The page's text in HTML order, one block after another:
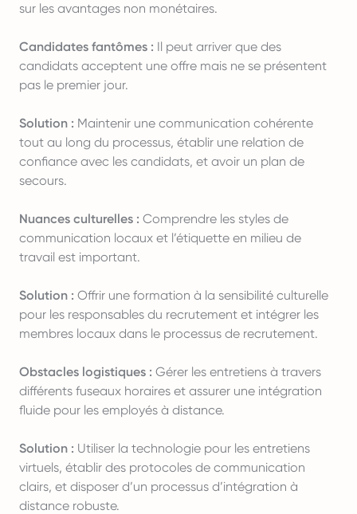
sur les avantages non monétaires.
Candidates fantômes : Il peut arriver que des
candidats acceptent une offre mais ne se présentent
pas le premier jour.
Solution : Maintenir une communication cohérente
tout au long du processus, établir une relation de
confiance avec les candidats, et avoir un plan de
secours.
Nuances culturelles : Comprendre les styles de
communication locaux et l’étiquette en milieu de
travail est important.
Solution : Offrir une formation à la sensibilité culturelle
pour les responsables du recrutement et intégrer les
membres locaux dans le processus de recrutement.
Obstacles logistiques : Gérer les entretiens à travers
différents fuseaux horaires et assurer une intégration
fluide pour les employés à distance.
Solution : Utiliser la technologie pour les entretiens
virtuels, établir des protocoles de communication
clairs, et disposer d’un processus d’intégration à
distance robuste.